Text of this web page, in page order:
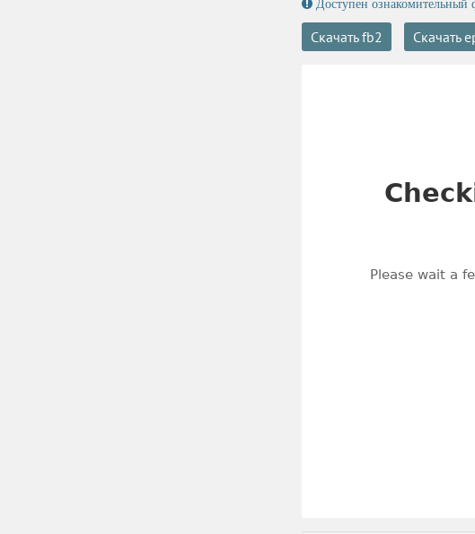
Доступен ознакомительный
Скачать fb2 Скачать